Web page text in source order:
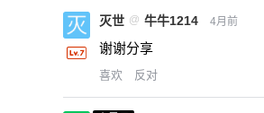
灭世 @ 牛牛1214 4月前
谢谢分享
喜欢 反对